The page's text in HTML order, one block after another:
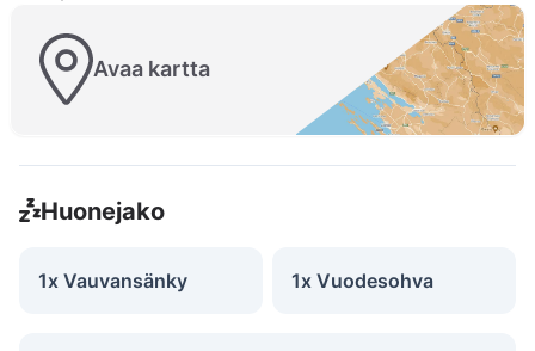
Avaa kartta
Huonejako
1x Vauvansänky 1x Vuodesohva